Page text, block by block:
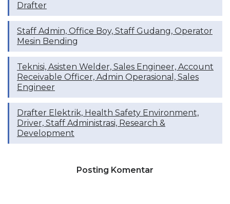
Drafter
Staff Admin, Office Boy, Staff Gudang, Operator
Mesin Bending
Teknisi, Asisten Welder, Sales Engineer, Account
Receivable Officer, Admin Operasional, Sales
Engineer
Drafter Elektrik, Health Safety Environment,
Driver, Staff Administrasi, Research &
Development
Posting Komentar